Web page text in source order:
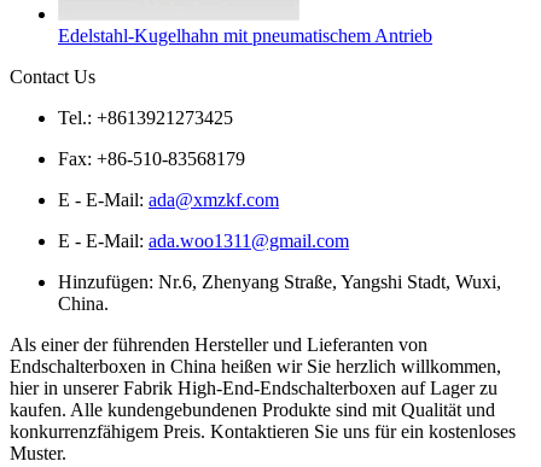
Edelstahl-Kugelhahn mit pneumatischem Antrieb
Contact Us
Tel.: +8613921273425
Fax: +86-510-83568179
E - E-Mail: ada@xmzkf.com
E - E-Mail: ada.woo1311@gmail.com
Hinzufügen: Nr.6, Zhenyang Straße, Yangshi Stadt, Wuxi,
China.
Als einer der führenden Hersteller und Lieferanten von
Endschalterboxen in China heißen wir Sie herzlich willkommen,
hier in unserer Fabrik High-End-Endschalterboxen auf Lager zu
kaufen. Alle kundengebundenen Produkte sind mit Qualität und
konkurrenzfähigem Preis. Kontaktieren Sie uns für ein kostenloses
Muster.